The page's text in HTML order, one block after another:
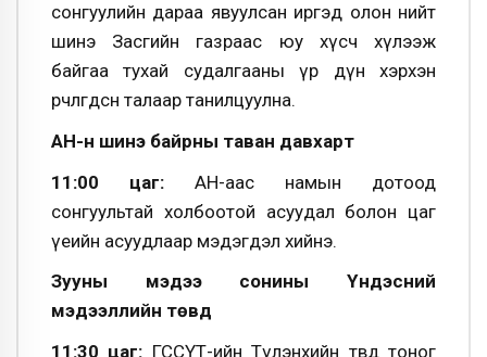
сонгуулийн дараа явуулсан иргэд олон нийт
шинэ Засгийн газраас юу хүсч хүлээж
байгаа тухай судалгааны үр дүн хэрхэн
өөрчлөгдсөн талаар танилцуулна.
АН-н шинэ байрны таван давхарт
11:00 цаг: АН-аас намын дотоод
сонгуультай холбоотой асуудал болон цаг
үеийн асуудлаар мэдэгдэл хийнэ.
Зууны мэдээ сонины Үндэсний
мэдээллийн төвд
11:30 цаг: ГССҮТ-ийн Түлэнхийн төвд тоног